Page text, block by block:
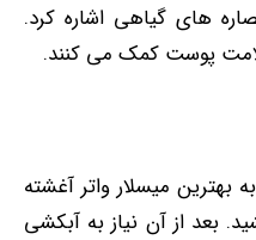
های گیاهی اشاره کرد.
پوست کمک می ‌کنند.
میسلار واتر آغشته
بعد از آن نیاز به آبکشی